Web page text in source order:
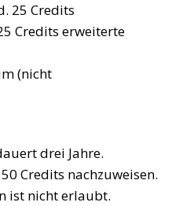
25 Credits
Credits erweiterte
(nicht
drei Jahre.
Credits nachzuweisen.
ist nicht erlaubt.